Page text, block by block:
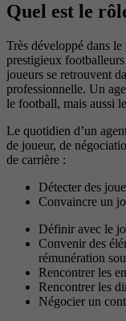
Quel est le
Très développé dans
prestigieux
joueurs se retrouvent
professionnelle. Un
le football, mais aussi
Le quotidien d’un
de joueur, de
de carrière :
Détecter des
Convaincre un
Définir avec le
Convenir des
rémunération
Rencontrer les
Rencontrer les
Négocier un